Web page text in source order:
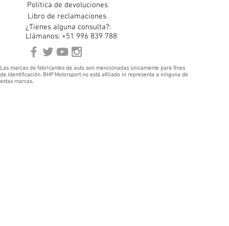
Política de devoluciones
Libro de reclamaciones
¿Tienes alguna consulta?:
Llámanos: +51 996 839 788
Las marcas de fabricantes de auto son mencionadas únicamente para fines
de identificación. BHP Motorsport no está afiliado ni representa a ninguna de
estas marcas.